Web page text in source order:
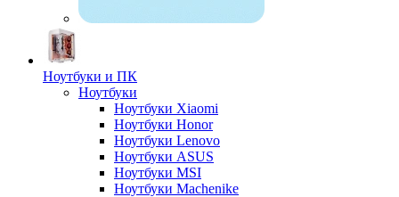
Ноутбуки и ПК
Ноутбуки
Ноутбуки Xiaomi
Ноутбуки Honor
Ноутбуки Lenovo
Ноутбуки ASUS
Ноутбуки MSI
Ноутбуки Machenike